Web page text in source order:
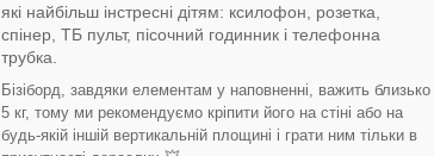
які найбільш інстресні дітям: ксилофон, розетка,
спінер, ТБ пульт, пісочний годинник і телефонна
трубка.
Бізіборд, завдяки елементам у наповненні, важить близько
5 кг, тому ми рекомендуємо кріпити його на стіні або на
будь-якій іншій вертикальній площині і грати ним тільки в